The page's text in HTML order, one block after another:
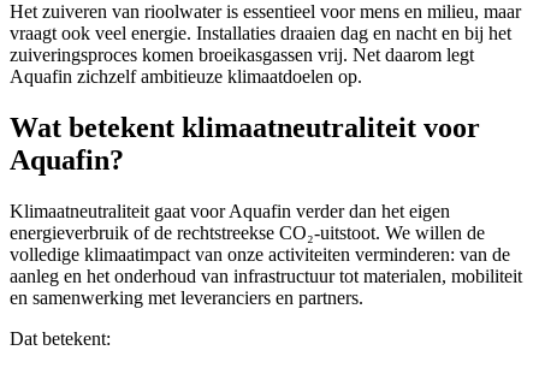
Het zuiveren van rioolwater is essentieel voor mens en milieu, maar
vraagt ook veel energie. Installaties draaien dag en nacht en bij het
zuiveringsproces komen broeikasgassen vrij. Net daarom legt
Aquafin zichzelf ambitieuze klimaatdoelen op.
Wat betekent klimaatneutraliteit voor
Aquafin?
Klimaatneutraliteit gaat voor Aquafin verder dan het eigen
energieverbruik of de rechtstreekse CO₂-uitstoot. We willen de
volledige klimaatimpact van onze activiteiten verminderen: van de
aanleg en het onderhoud van infrastructuur tot materialen, mobiliteit
en samenwerking met leveranciers en partners.
Dat betekent: